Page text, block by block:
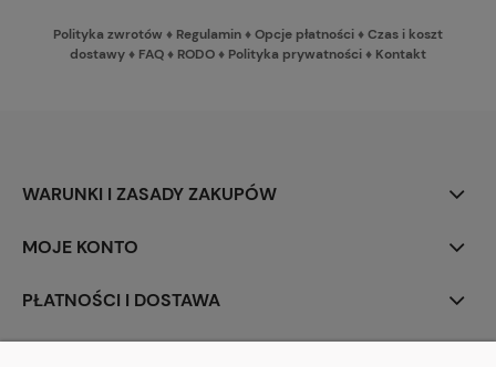
Polityka zwrotów ♦ Regulamin♦Opcje płatności♦Czas i koszt
dostawy♦ FAQ♦ RODO♦ Polityka prywatności♦ Kontakt
WARUNKI I ZASADY ZAKUPÓW
MOJE KONTO
PŁATNOŚCI I DOSTAWA